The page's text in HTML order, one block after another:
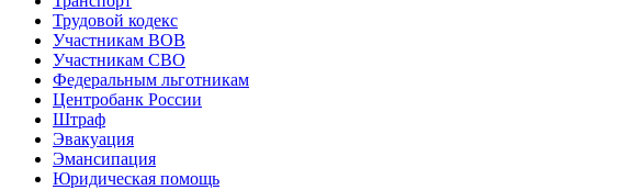
Трудовой кодекс
Участникам ВОВ
Участникам СВО
Федеральным льготникам
Центробанк России
Штраф
Эвакуация
Эмансипация
Юридическая помощь